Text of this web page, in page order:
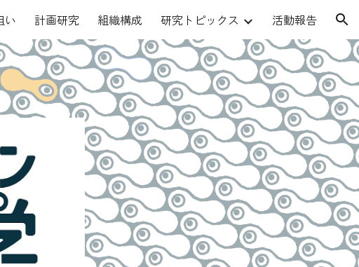
navigation
い 計画研究 組織構成 研究トピックス 活動報告